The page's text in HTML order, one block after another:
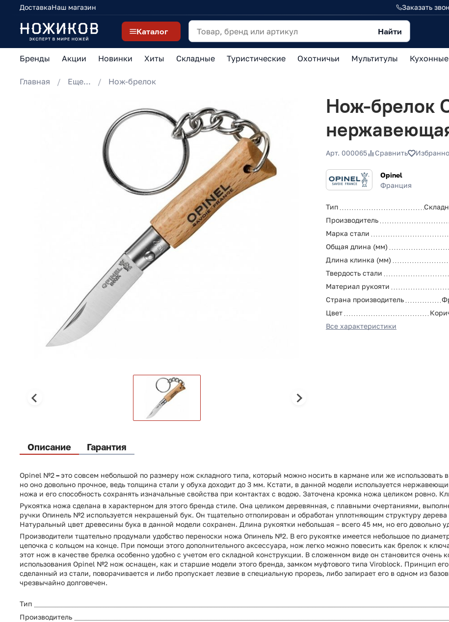
ДоставкаНаш магазин Заказать
Каталог Найти
Бренды Акции Новинки Хиты Складные Туристические Охотничьи Мультитулы Кухонные
Главная Еще... Нож-брелок
Нож-брелок
Арт. 000065 Сравнить
Opinel
Франция
Тип
Производитель
Марка стали
Общая длина (мм)
Длина клинка (мм)
Твердость стали
Материал рукояти
Страна производитель
Цвет
Все характеристики
Описание Гарантия
Opinel №2–это совсем небольшой по размеру нож складного типа, который можно носить в кармане или же использовать
но оно довольно прочное, ведь толщина стали у обуха доходит до 3 мм. Кстати, в данной модели используется
ножа и его способность сохранять изначальные свойства при контактах с водою. Заточена кромка ножа целиком ровно.
Рукоятка ножа сделана в характерном для этого бренда стиле. Она целиком деревянная, с плавными очертаниями,
ручки Опинель №2 используется некрашеный бук. Он тщательно отполирован и обработан уплотняющим структуру
Натуральный цвет древесины бука в данной модели сохранен. Длина рукоятки небольшая – всего 45 мм, но его довольно
Производители тщательно продумали удобство переноски ножа Опинель №2. В его рукоятке имеется небольшое по
цепочка с кольцом на конце. При помощи этого дополнительного аксессуара, нож легко можно повесить как брелок к
этот нож в качестве брелка особенно удобно с учетом его складной конструкции. В сложенном виде он становится очень
использования Opinel №2 нож оснащен, как и старшие модели этого бренда, замком муфтового типа Viroblock. Принцип
сделанный из стали, поворачивается и либо пропускает лезвие в специальную прорезь, либо запирает его в одном из
чрезвычайно долговечен.
Тип
Производитель